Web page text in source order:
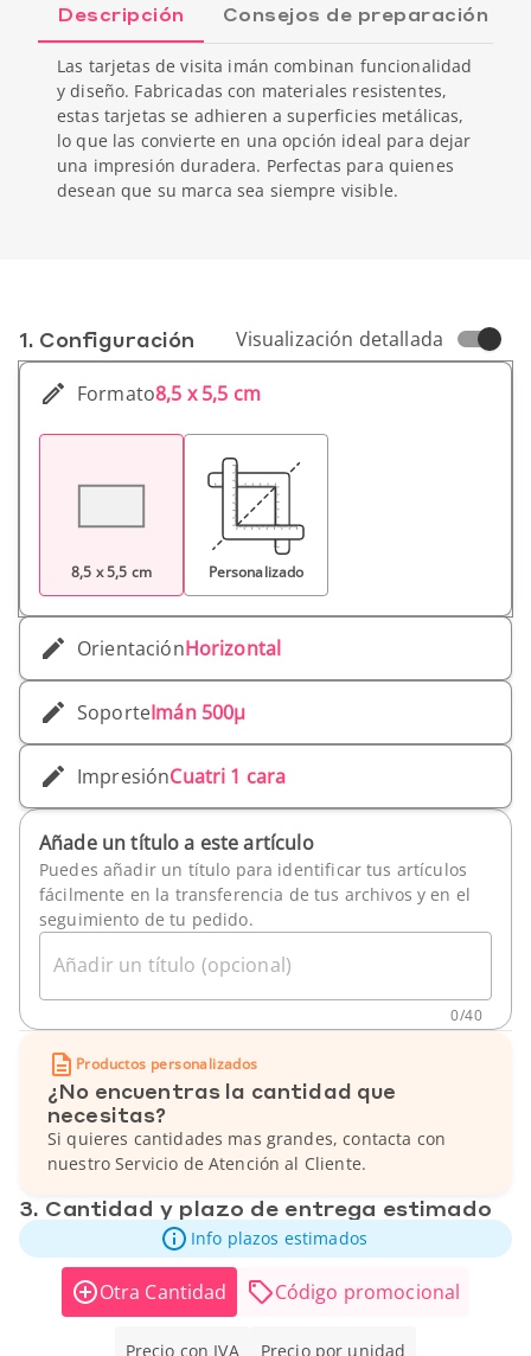
Descripción Consejos de preparación
Las tarjetas de visita imán combinan funcionalidad
y diseño. Fabricadas con materiales resistentes,
estas tarjetas se adhieren a superficies metálicas,
lo que las convierte en una opción ideal para dejar
una impresión duradera. Perfectas para quienes
desean que su marca sea siempre visible.
1. Conf­iguración Visualización detallada
Formato8,5 x 5,5 cm
8,5 x 5,5 cm Personalizado
OrientaciónHorizontal
SoporteImán 500µ
ImpresiónCuatri 1 cara
Añade un título a este artículo
Puedes añadir un título para identificar tus artículos
fácilmente en la transferencia de tus archivos y en el
seguimiento de tu pedido.
Añadir un título (opcional)
0/40
Productos personalizados
¿No encuentras la cantidad que
necesitas?
Si quieres cantidades mas grandes, contacta con
nuestro Servicio de Atención al Cliente.
3. Cantidad y plazo de entrega estimado
Info plazos estimados
Otra Cantidad Código promocional
Precio con IVA Precio por unidad